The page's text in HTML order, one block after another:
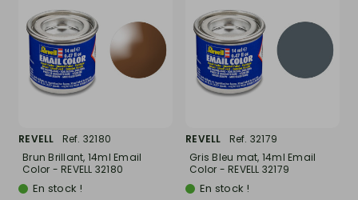
REVELL
Ref. 32180
Brun Brillant, 14ml Email
Color - REVELL 32180
En stock !
REVELL
Ref. 32179
Gris Bleu mat, 14ml Email
Color - REVELL 32179
En stock !